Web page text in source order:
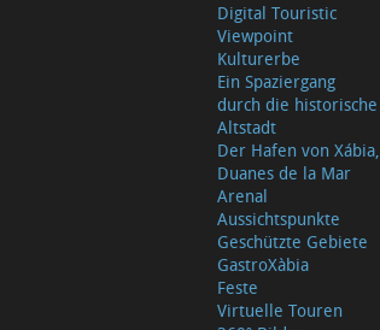
Digital Touristic
Viewpoint
Kulturerbe
Ein Spaziergang
durch die historische
Altstadt
Der Hafen von Xábia,
Duanes de la Mar
Arenal
Aussichtspunkte
Geschützte Gebiete
GastroXàbia
Feste
Virtuelle Touren